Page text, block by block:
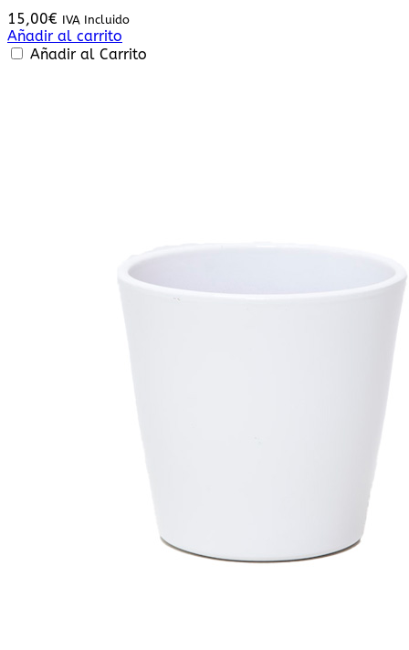
15,00€ IVA Incluido
Añadir al carrito
Añadir al Carrito